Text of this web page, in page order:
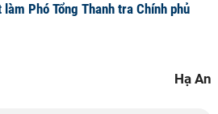
Phó Tổng Thanh tra Chính phủ
Hạ An